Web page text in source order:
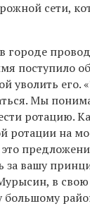
сети,
поступило
его.
Мы
ротацию.
ротации на
за вашу
в
большому